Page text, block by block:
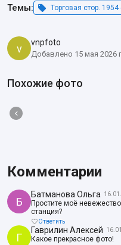
Темы:
Торговая стор. 1954
v vnpfoto
Добавлено 15 мая 2026
Похожие фото
Комментарии
Б
Батманова Ольга
Простите моё
станция?
Ответить
Г
Гаврилин Алексей
Какое прекрасное фото!